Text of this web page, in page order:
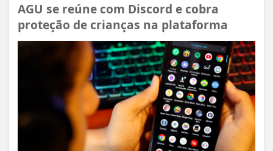
AGU se reúne com Discord e cobra
proteção de crianças na plataforma